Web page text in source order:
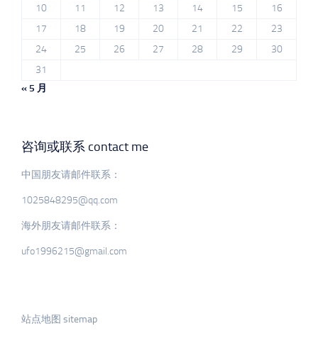
10
11 12 13 14 15
16
17
18 19 20 21 22
23
24
25 26 27 28 29
30
31
« 5 月
咨询或联系 contact me
中国朋友请邮件联系：
1025848295@qq.com
海外朋友请邮件联系：
ufo1996215@gmail.com
站点地图 sitemap